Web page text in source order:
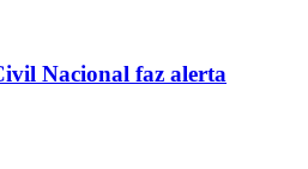
Nacional faz alerta